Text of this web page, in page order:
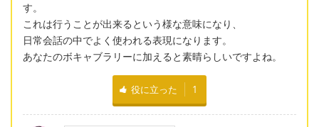
す。
これは行うことが出来るという様な意味になり、
日常会話の中でよく使われる表現になります。
あなたのボキャブラリーに加えると素晴らしいですよね。
役に立った 1